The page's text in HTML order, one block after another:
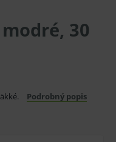
30
Podrobný popis